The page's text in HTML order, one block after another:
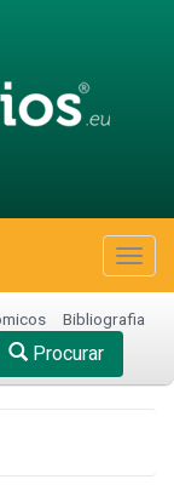
Bibliografia
Procurar